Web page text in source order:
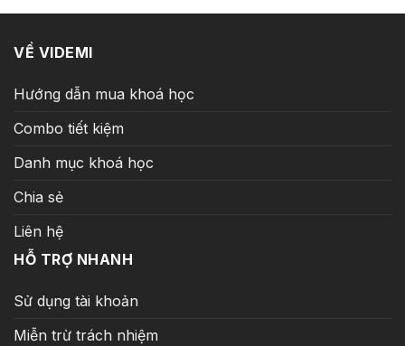
VỀ VIDEMI
Hướng dẫn mua khoá học
Combo tiết kiệm
Danh mục khoá học
Chia sẻ
Liên hệ
HỖ TRỢ NHANH
Sử dụng tài khoản
Miễn trừ trách nhiệm